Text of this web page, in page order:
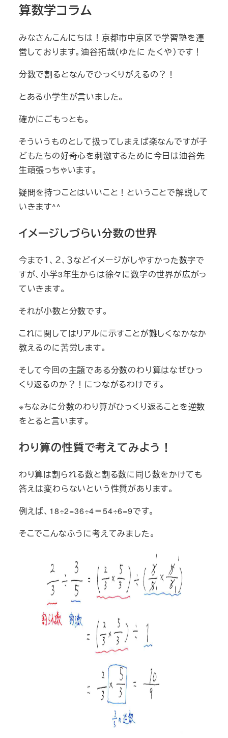
算数学コラム
みなさんこんにちは！京都市中京区で学習塾を運
営しております。油谷拓哉（ゆたに たくや）です！
分数で割るとなんでひっくりがえるの？！
とある小学生が言いました。
確かにごもっとも。
そういうものとして扱ってしまえば楽なんですが子
どもたちの好奇心を刺激するために今日は油谷先
生頑張っちゃいます。
疑問を持つことはいいこと！ということで解説して
いきます^^
イメージしづらい分数の世界
今まで１、２、３などイメージがしやすかった数字で
すが、小学3年生からは徐々に数字の世界が広がっ
ていきます。
それが小数と分数です。
これに関してはリアルに示すことが難しくなかなか
教えるのに苦労します。
そして今回の主題である分数のわり算はなぜひっ
くり返るのか？！につながるわけです。
※ちなみに分数のわり算がひっくり返ることを逆数
をとると言います。
わり算の性質で考えてみよう！
わり算は割られる数と割る数に同じ数をかけても
答えは変わらないという性質があります。
例えば、18÷2=36÷4＝54÷6=9です。
そこでこんなふうに考えてみました。